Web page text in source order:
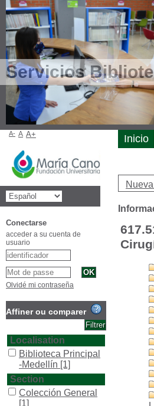
Servicios
Inicio
A- A A+
Conectarse
acceder a su cuenta de
usuario
Olvidé mi contraseña
Affiner ou comparer
Localisation
Biblioteca Principal
-Medellín [1]
Section
Colección General
[1]